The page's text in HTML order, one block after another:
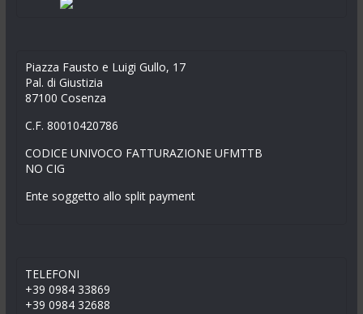
Piazza Fausto e Luigi Gullo, 17
Pal. di Giustizia
87100 Cosenza
C.F. 80010420786
CODICE UNIVOCO FATTURAZIONE UFMTTB
NO CIG
Ente soggetto allo split payment
TELEFONI
+39 0984 33869
+39 0984 32688